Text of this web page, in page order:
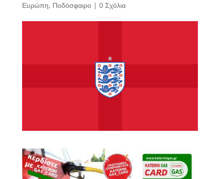
Ευρώπη, Ποδόσφαιρο| 0 Σχόλια